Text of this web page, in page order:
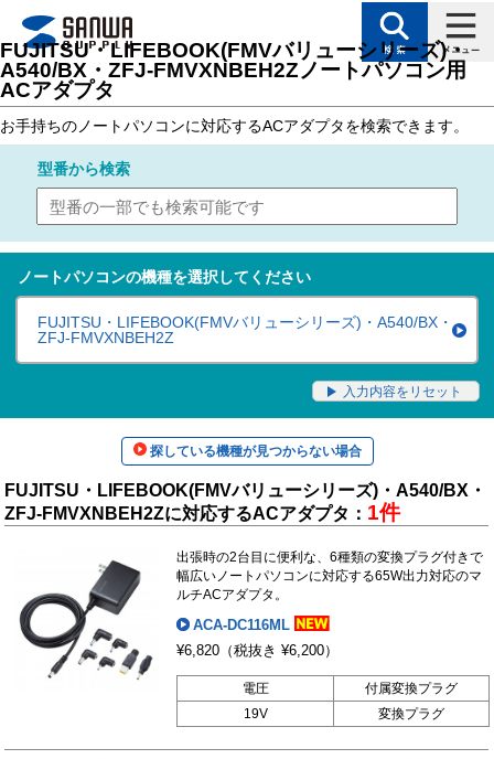
トップページ>サポート > ノートパソコン用
FUJITSU・LIFEBOOK(FMVバリューシリーズ)・
A540/BX・ZFJ-FMVXNBEH2Zノートパソコン用
ACアダプタ
お手持ちのノートパソコンに対応するACアダプタを検索できます。
型番から検索
ノートパソコンの機種を選択してください
FUJITSU・LIFEBOOK(FMVバリューシリーズ)・A540/BX・
ZFJ-FMVXNBEH2Z
入力内容をリセット
探している機種が見つからない場合
FUJITSU・LIFEBOOK(FMVバリューシリーズ)・A540/BX・
ZFJ-FMVXNBEH2Zに対応するACアダプタ： 1件
出張時の2台目に便利な、6種類の変換プラグ付きで
幅広いノートパソコンに対応する65W出力対応のマ
ルチACアダプタ。
ACA-DC116ML
¥6,820 （税抜き ¥6,200）
電圧
付属変換プラグ
19V
変換プラグ